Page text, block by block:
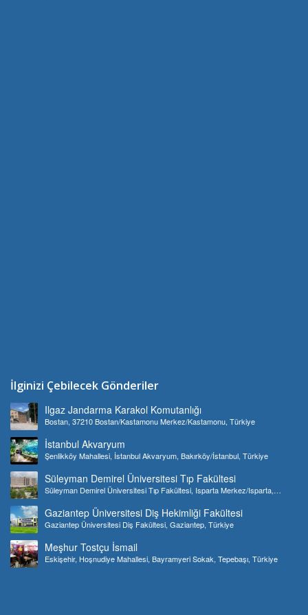
İlginizi Çebilecek Gönderiler
Ilgaz Jandarma Karakol Komutanlığı
Bostan, 37210 Bostan/Kastamonu Merkez/Kastamonu, Türkiye
İstanbul Akvaryum
Şenlikköy Mahallesi, İstanbul Akvaryum, Bakırköy/İstanbul, Türkiye
Süleyman Demirel Üniversitesi Tıp Fakültesi
Süleyman Demirel Üniversitesi Tıp Fakültesi, Isparta Merkez/Isparta,
Gaziantep Üniversitesi Diş Hekimliği Fakültesi
Gaziantep Üniversitesi Diş Fakültesi, Gaziantep, Türkiye
Meşhur Tostçu İsmail
Eskişehir, Hoşnudiye Mahallesi, Bayramyeri Sokak, Tepebaşı, Türkiye